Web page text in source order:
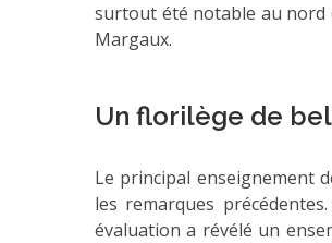
surtout été notable au nord
Margaux.
Un florilège de
Le principal enseignement
les remarques
évaluation a révélé un